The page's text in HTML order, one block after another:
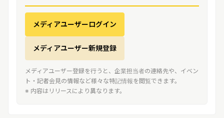
メディアユーザーログイン
メディアユーザー新規登録
メディアユーザー登録を行うと、企業担当者の連絡先や、イベン
ト・記者会見の情報など様々な特記情報を閲覧できます。
※ 内容はリリースにより異なります。